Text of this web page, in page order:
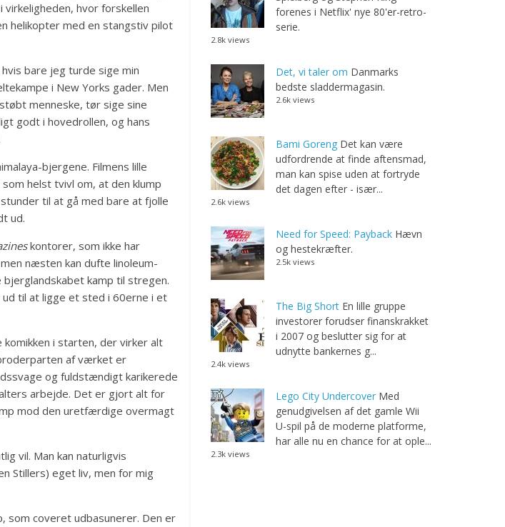
hvor forskellen
helikopter med en stangstiv pilot
bare jeg turde sige min
i New Yorks gader. Men
menneske, tør sige sine
godt i hovedrollen, og hans
bjergene. Filmens lille
helst tvivl om, at den klump
til at gå med bare at fjolle
ud.
kontorer, som ikke har
næsten kan dufte linoleum-
kamp til stregen.
til at ligge et sted i 60erne i et
i starten, der virker alt
af værket er
og fuldstændigt karikerede
arbejde. Det er gjort alt for
mod den uretfærdige overmagt
vil. Man kan naturligvis
Stillers) eget liv, men for mig
som coveret udbasunerer. Den er
forenes i Netflix' nye 80'er-retro-
serie.
2.8k views
Det, vi taler om Danmarks
bedste sladdermagasin.
2.6k views
Bami Goreng Det kan være
udfordrende at finde aftensmad,
man kan spise uden at fortryde
det dagen efter - især...
2.6k views
Need for Speed: Payback Hævn
og hestekræfter.
2.5k views
The Big Short En lille gruppe
investorer forudser finanskrakket
i 2007 og beslutter sig for at
udnytte bankernes g...
2.4k views
Lego City Undercover Med
genudgivelsen af det gamle Wii
U-spil på de moderne platforme,
har alle nu en chance for at ople...
2.3k views